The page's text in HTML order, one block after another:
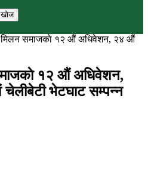
मिलन समाजकाे १२ औं अधिवेशन, २४ औं
१२ औं अधिवेशन,
भेटघाट सम्पन्न